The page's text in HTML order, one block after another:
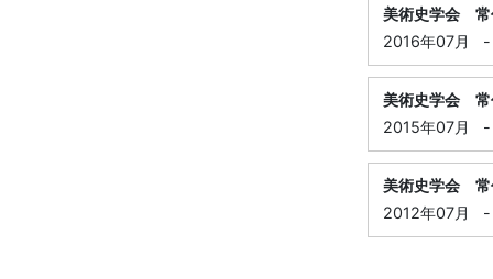
美術史学会 常
2016年07月
-
美術史学会 常
2015年07月
-
美術史学会 常
2012年07月
-